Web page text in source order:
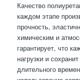
Качество
каждом этапе
прочность,
химическим и
гарантирует, что
нагрузки и
длительного